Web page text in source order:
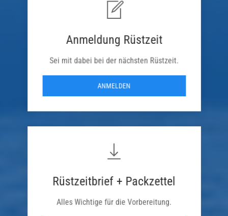
Anmeldung Rüstzeit
Sei mit dabei bei der nächsten Rüstzeit.
ANMELDEN
Rüstzeitbrief + Packzettel
Alles Wichtige für die Vorbereitung.